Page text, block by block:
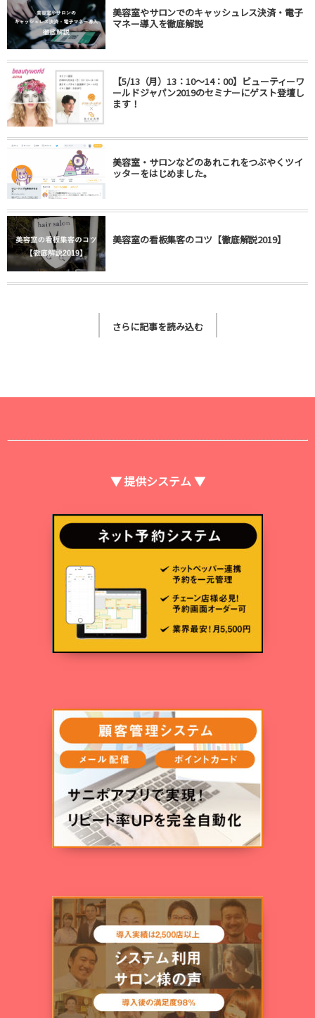
美容室やサロンでのキャッシュレス決済・電子
マネー導入を徹底解説
【5/13（月）13：10～14：00】ビューティーワ
ールドジャパン2019のセミナーにゲスト登壇し
ます！
美容室・サロンなどのあれこれをつぶやくツイ
ッターをはじめました。
美容室の看板集客のコツ【徹底解説2019】
さらに記事を読み込む
▼ 提供システム ▼